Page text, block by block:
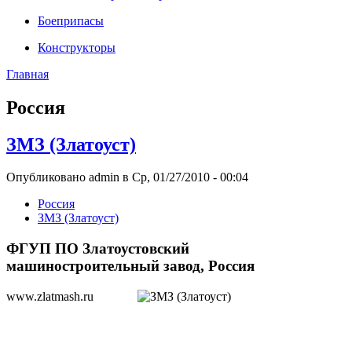
Боеприпасы
Конструкторы
Главная
Росcия
ЗМЗ (Златоуст)
Опубликовано admin в Ср, 01/27/2010 - 00:04
Росcия
ЗМЗ (Златоуст)
ФГУП ПО Златоустовский
машиностроительный завод, Россия
www.zlatmash.ru